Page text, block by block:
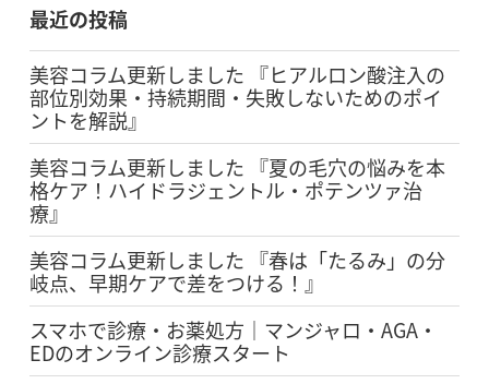
最近の投稿
美容コラム更新しました 『ヒアルロン酸注入の
部位別効果・持続期間・失敗しないためのポイ
ントを解説』
美容コラム更新しました 『夏の毛穴の悩みを本
格ケア！ハイドラジェントル・ポテンツァ治
療』
美容コラム更新しました 『春は「たるみ」の分
岐点、早期ケアで差をつける！』
スマホで診療・お薬処方｜マンジャロ・AGA・
EDのオンライン診療スタート